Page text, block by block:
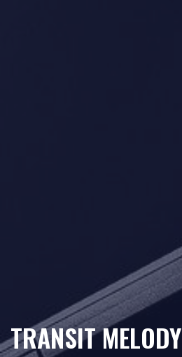
TRANSIT MELODY